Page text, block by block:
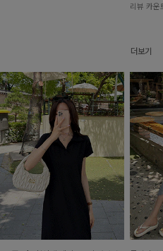
리뷰 카운
더보기